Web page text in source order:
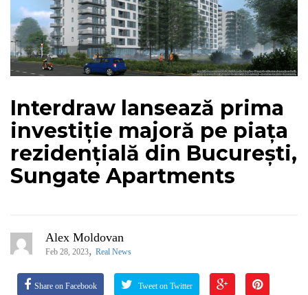
Interdraw lansează prima
investiție majoră pe piața
rezidențială din București,
Sungate Apartments
Alex Moldovan
Feb 28, 2023, Real News
Share on Facebook Tweet on Twitter